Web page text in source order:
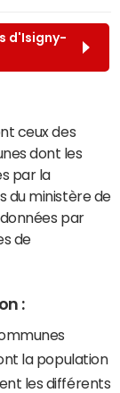
d'Isigny-
ceux des
dont les
par la
du ministère de
données par
de
:
la population
les différents